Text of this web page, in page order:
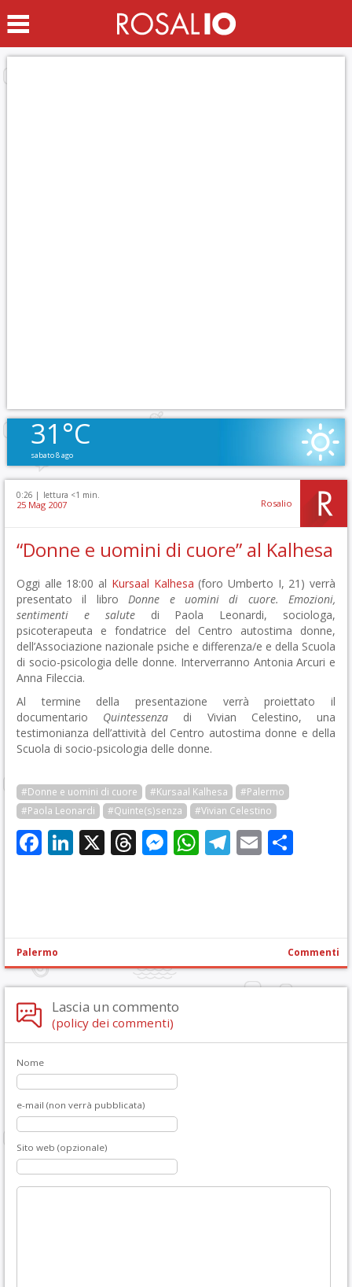
31°C
sabato 8 ago
0:26 | lettura <1 min.
25 Mag 2007 Rosalio
“Donne e uomini di cuore” al Kalhesa
Oggi alle 18:00 al Kursaal Kalhesa (foro Umberto I, 21) verrà
presentato il libroDonne e uomini di cuore. Emozioni,
sentimenti e salutedi Paola Leonardi, sociologa,
psicoterapeuta e fondatrice del Centro autostima donne,
dell’Associazione nazionale psiche e differenza/e e della Scuola
di socio-psicologia delle donne. Interverranno Antonia Arcuri e
Anna Fileccia.
Al termine della presentazione verrà proiettato il
documentario Quintessenza di Vivian Celestino, una
testimonianza dell’attività del Centro autostima donne e della
Scuola di socio-psicologia delle donne.
#Donne e uomini di cuore #Kursaal Kalhesa
#Palermo
#Paola Leonardi
#Quinte(s)senza #Vivian Celestino
Facebook
LinkedIn
X Threads
Messenger
WhatsApp
Telegram
Email
Palermo Commenti
Lascia un commento
(policy dei commenti)
Nome
e-mail (non verrà pubblicata)
Sito web (opzionale)